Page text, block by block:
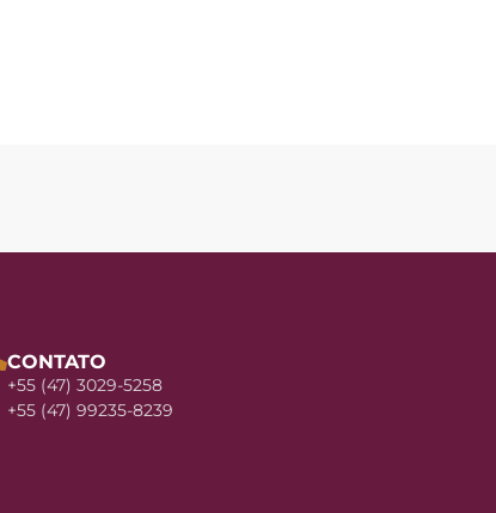
CONTATO
+55 (47) 3029-5258
+55 (47) 99235-8239